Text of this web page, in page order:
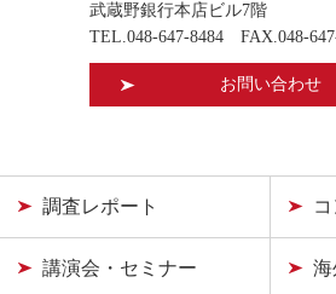
武蔵野銀行本店ビル7階
TEL.048-647-8484 FAX.048-
お問い合わせ
調査レポート
講演会・セミナー 海